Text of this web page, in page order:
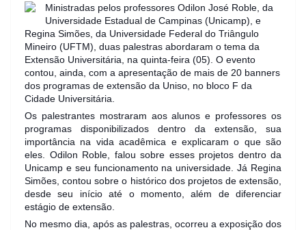
Ministradas pelos professores Odilon José Roble, da
Universidade Estadual de Campinas (Unicamp), e
Regina Simões, da Universidade Federal do Triângulo
Mineiro (UFTM), duas palestras abordaram o tema da
Extensão Universitária, na quinta-feira (05). O evento
contou, ainda, com a apresentação de mais de 20 banners
dos programas de extensão da Uniso, no bloco F da
Cidade Universitária.
Os palestrantes mostraram aos alunos e professores os
programas disponibilizados dentro da extensão, sua
importância na vida acadêmica e explicaram o que são
eles. Odilon Roble, falou sobre esses projetos dentro da
Unicamp e seu funcionamento na universidade. Já Regina
Simões, contou sobre o histórico dos projetos de extensão,
desde seu início até o momento, além de diferenciar
estágio de extensão.
No mesmo dia, após as palestras, ocorreu a exposição dos